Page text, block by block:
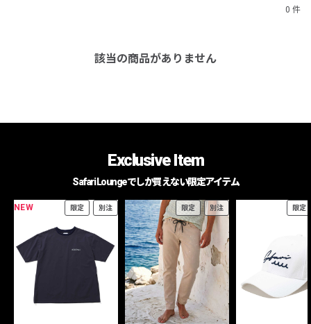
0 件
該当の商品がありません
Exclusive Item
Safari Loungeでしか買えない限定アイテム
NEW 限定 別注 限定 別注 限定